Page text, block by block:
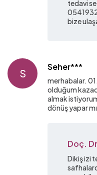
tedavi
bize
S
Seher***
merhabalar.
olduğum
almak
dönüş yapar
Doç.
Dikiş izi